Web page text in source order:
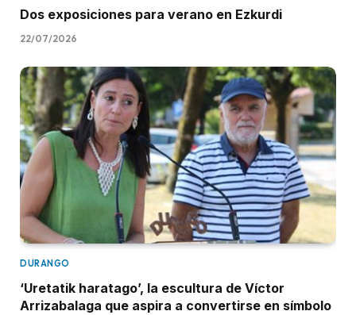
Dos exposiciones para verano en Ezkurdi
22/07/2026
DURANGO
‘Uretatik haratago’, la escultura de Víctor
Arrizabalaga que aspira a convertirse en símbolo